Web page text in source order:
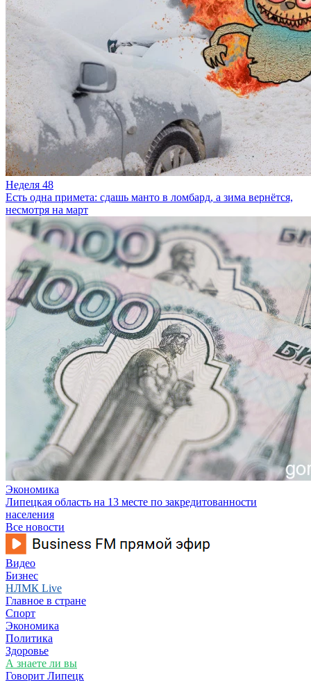
Неделя 48
Есть одна примета: сдашь манто в ломбард, а зима вернётся,
несмотря на март
Экономика
Липецкая область на 13 месте по закредитованности
населения
Все новости
Видео
Бизнес
НЛМК Live
Главное в стране
Спорт
Экономика
Политика
Здоровье
А знаете ли вы
Говорит Липецк